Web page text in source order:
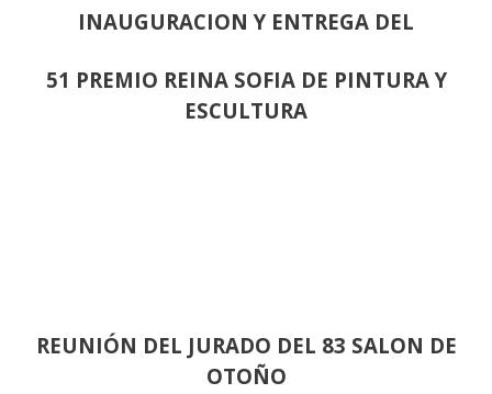
INAUGURACION Y ENTREGA DEL
51 PREMIO REINA SOFIA DE PINTURA Y
ESCULTURA
REUNIÓN DEL JURADO DEL 83 SALON DE
OTOÑO